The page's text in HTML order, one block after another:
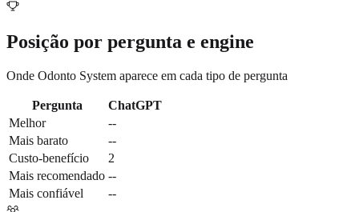
Posição por pergunta e engine
Onde Odonto System aparece em cada tipo de pergunta
Pergunta
ChatGPT
Melhor
--
Mais barato
--
Custo-benefício
2
Mais recomendado --
Mais confiável
--